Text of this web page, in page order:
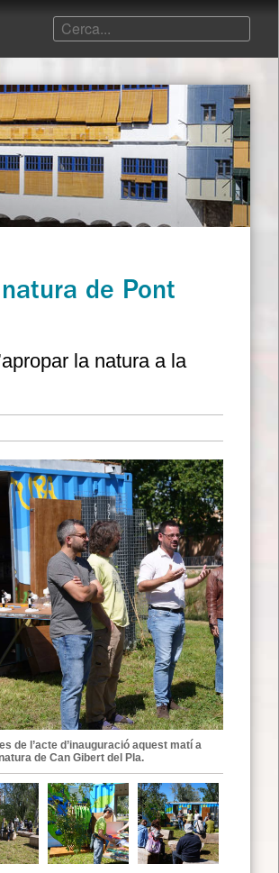
de Pont
la natura a la
de l’acte d’inauguració aquest matí a
de Can Gibert del Pla.